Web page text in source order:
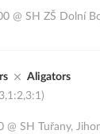
@ SH ZŠ Dolní
Aligators
@ SH Tuřany,